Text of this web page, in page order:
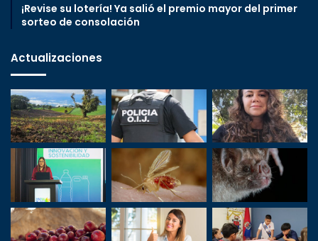
¡Revise su lotería! Ya salió el premio mayor del primer
sorteo de consolación
Actualizaciones